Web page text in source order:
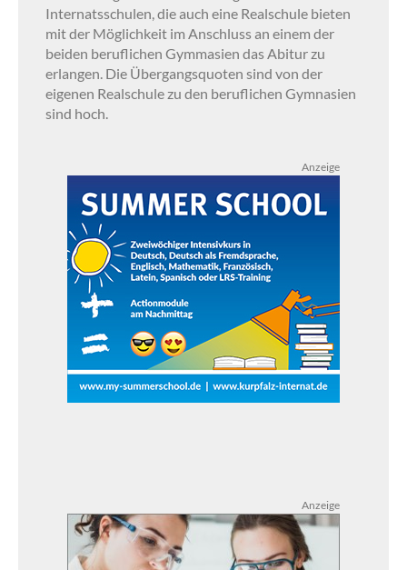
Internatsschulen, die auch eine Realschule bieten
mit der Möglichkeit im Anschluss an einem der
beiden beruflichen Gymmasien das Abitur zu
erlangen. Die Übergangsquoten sind von der
eigenen Realschule zu den beruflichen Gymnasien
sind hoch.
Anzeige
Anzeige